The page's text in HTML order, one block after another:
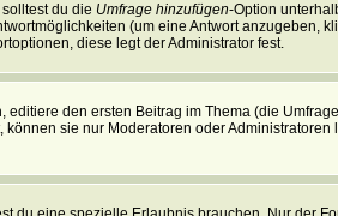
du die Umfrage hinzufügen-Option
(um eine Antwort anzugeben,
diese legt der Administrator fest.
den ersten Beitrag im Thema (die
sie nur Moderatoren oder Administratoren